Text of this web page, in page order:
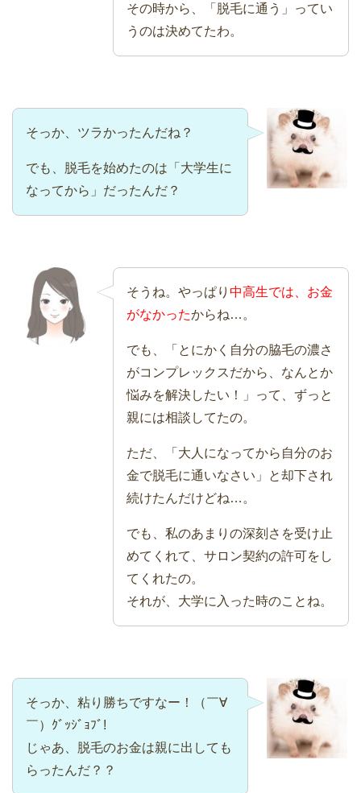
その時から、「脱毛に通う」ってい
うのは決めてたわ。
そっか、ツラかったんだね？
でも、脱毛を始めたのは「大学生に
なってから」だったんだ？
そうね。やっぱり中高生では、お金
がなかったからね…。
でも、「とにかく自分の脇毛の濃さ
がコンプレックスだから、なんとか
悩みを解決したい！」って、ずっと
親には相談してたの。
ただ、「大人になってから自分のお
金で脱毛に通いなさい」と却下され
続けたんだけどね…。
でも、私のあまりの深刻さを受け止
めてくれて、サロン契約の許可をし
てくれたの。
それが、大学に入った時のことね。
そっか、粘り勝ちですなー！（￣∀
￣）ｸﾞｯｼﾞｮﾌﾞ!
じゃあ、脱毛のお金は親に出しても
らったんだ？？